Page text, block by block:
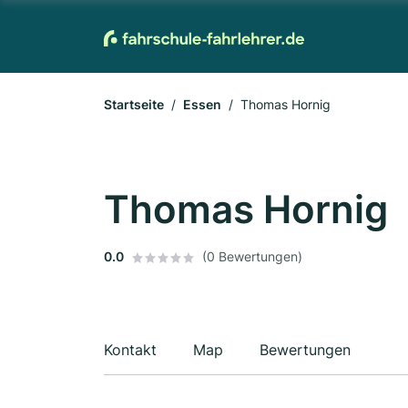
Startseite Essen Thomas Hornig
Thomas Hornig
0.0 (0 Bewertungen)
Kontakt Map Bewertungen